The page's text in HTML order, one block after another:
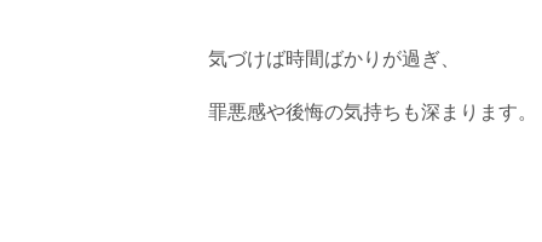
気づけば時間ばかりが過ぎ、
罪悪感や後悔の気持ちも深まります。